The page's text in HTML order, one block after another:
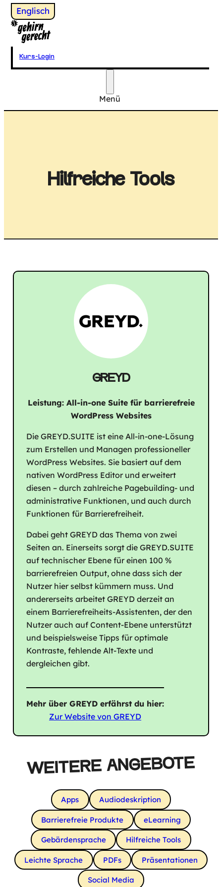
Wechsel zu
Englisch
Gehirngerecht Digital
Kurs-Login
Menü
Hauptmenü
Hilfreiche Tools
GREYD
Leistung: All-in-one Suite für barrierefreie
WordPress Websites
Die GREYD.SUITE ist eine All-in-one-Lösung
zum Erstellen und Managen professioneller
WordPress Websites. Sie basiert auf dem
nativen WordPress Editor und erweitert
diesen – durch zahlreiche Pagebuilding- und
administrative Funktionen, und auch durch
Funktionen für Barrierefreiheit.
Dabei geht GREYD das Thema von zwei
Seiten an. Einerseits sorgt die GREYD.SUITE
auf technischer Ebene für einen 100 %
barrierefreien Output, ohne dass sich der
Nutzer hier selbst kümmern muss. Und
andererseits arbeitet GREYD derzeit an
einem Barrierefreiheits-Assistenten, der den
Nutzer auch auf Content-Ebene unterstützt
und beispielsweise Tipps für optimale
Kontraste, fehlende Alt-Texte und
dergleichen gibt.
Mehr über GREYD erfährst du hier:
Zur Website von GREYD
WEITERE ANGEBOTE
Apps Audiodeskription
Barrierefreie Produkte eLearning
Gebärdensprache Hilfreiche Tools
Leichte Sprache PDFs Präsentationen
Social Media